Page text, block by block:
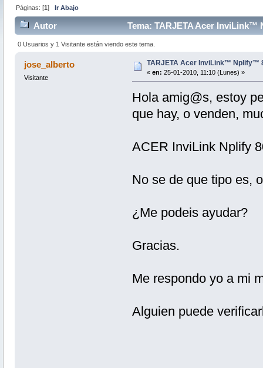
Páginas: [1]Ir Abajo
Autor Tema: TARJETA Acer InviLink™
0 Usuarios y 1 Visitante están viendo este tema.
jose_alberto
Visitante
TARJETA Acer InviLink™ Nplify™
« en: 25-01-2010, 11:10 (Lunes) »
Hola amig@s, estoy
que hay, o venden,
ACER InviLink Nplify
No se de que tipo es,
¿Me podeis ayudar?
Gracias.
Me respondo yo a mi
Alguien puede